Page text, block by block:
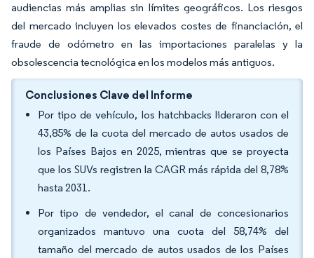
audiencias más amplias sin límites geográficos. Los riesgos
del mercado incluyen los elevados costes de financiación, el
fraude de odómetro en las importaciones paralelas y la
obsolescencia tecnológica en los modelos más antiguos.
Conclusiones Clave del Informe
Por tipo de vehículo, los hatchbacks lideraron con el
43,85% de la cuota del mercado de autos usados de
los Países Bajos en 2025, mientras que se proyecta
que los SUVs registren la CAGR más rápida del 8,78%
hasta 2031.
Por tipo de vendedor, el canal de concesionarios
organizados mantuvo una cuota del 58,74% del
tamaño del mercado de autos usados de los Países